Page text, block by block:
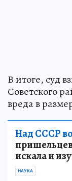
В итоге, суд
Советского
вреда в
Над СССР
искала и
НАУКА